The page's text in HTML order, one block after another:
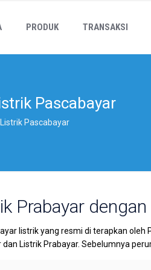
PRODUK TRANSAKSI
Pascabayar
Pascabayar
Prabayar
listrik yang resmi di terapkan
dan Listrik Prabayar. Sebelumnya